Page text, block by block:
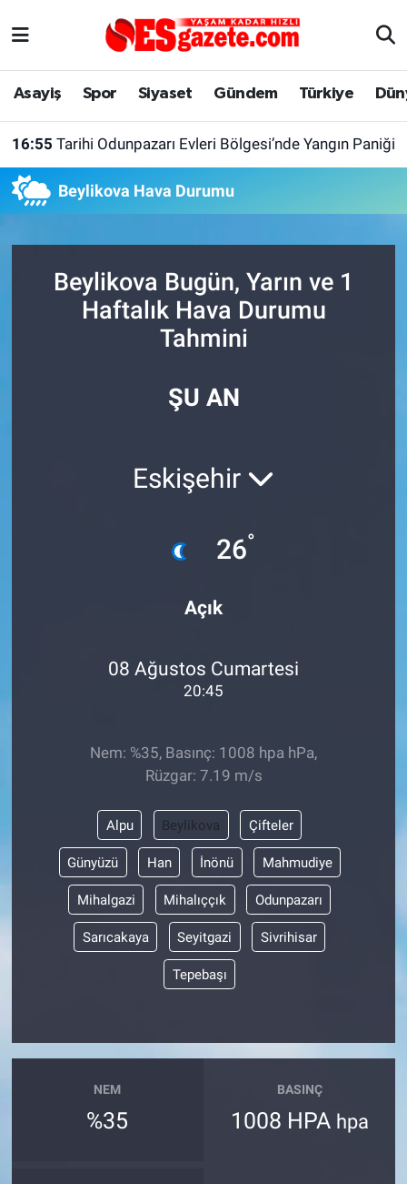
Asayiş Spor Siyaset Gündem Türkiye
16:55 Tarihi Odunpazarı Evleri Bölgesi’nde Yangın Paniği
Beylikova Hava Durumu
Beylikova Bugün, Yarın ve 1
Haftalık Hava Durumu
Tahmini
ŞU AN
Eskişehir
26°
Açık
08 Ağustos Cumartesi
20:45
Nem: %35, Basınç: 1008 hpa hPa,
Rüzgar: 7.19 m/s
Alpu Beylikova Çifteler
Günyüzü Han İnönü Mahmudiye
Mihalgazi Mihalıççık Odunpazarı
Sarıcakaya Seyitgazi Sivrihisar
Tepebaşı
NEM
%35
BASINÇ
1008 HPA hpa
Asayiş
Dünya
Alış-Veriş/İş dünyası
Yaşam
Röportaj
Bilim ve Teknoloji
Eskişehir Nöbetçi Eczaneler
Son Dakika Haberleri